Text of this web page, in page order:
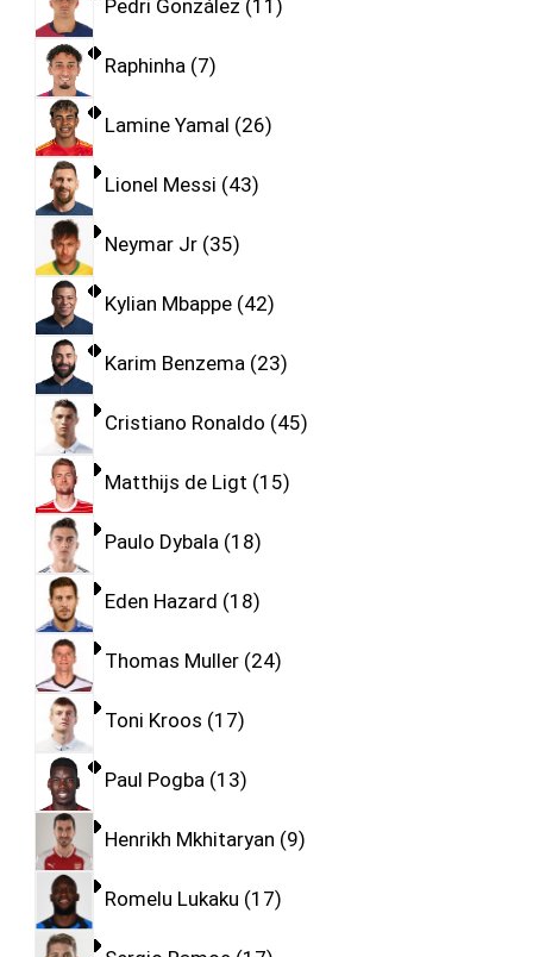
Pedri González 11
Raphinha 7
Lamine Yamal 26
Lionel Messi 43
Neymar Jr 35
Kylian Mbappe 42
Karim Benzema 23
Cristiano Ronaldo 45
Matthijs de Ligt 15
Paulo Dybala 18
Eden Hazard 18
Thomas Muller 24
Toni Kroos 17
Paul Pogba 13
Henrikh Mkhitaryan 9
Romelu Lukaku 17